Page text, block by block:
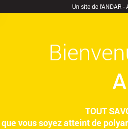
Un site de l’ANDAR
TOUT
que vous soyez atteint de